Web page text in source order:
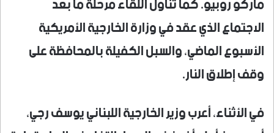
الاجتماع الذي عقد في وزارة الخارجية الأمريكية
الأسبوع الماضي، والسبل الكفيلة بالمحافظة على
وقف إطلاق النار.
في الأثناء، أعرب وزير الخارجية اللبناني يوسف رجي،